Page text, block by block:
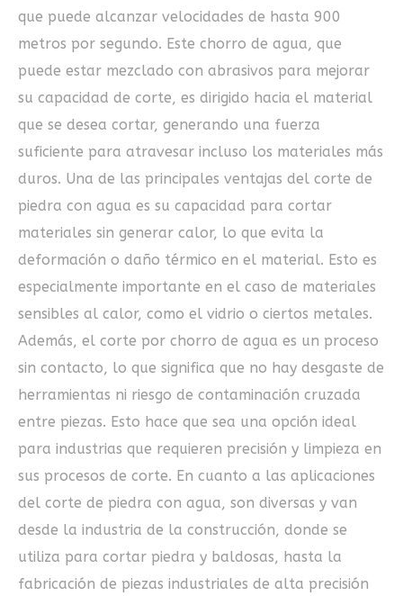
que puede alcanzar velocidades de hasta 900
metros por segundo. Este chorro de agua, que
puede estar mezclado con abrasivos para mejorar
su capacidad de corte, es dirigido hacia el material
que se desea cortar, generando una fuerza
suficiente para atravesar incluso los materiales más
duros. Una de las principales ventajas del corte de
piedra con agua es su capacidad para cortar
materiales sin generar calor, lo que evita la
deformación o daño térmico en el material. Esto es
especialmente importante en el caso de materiales
sensibles al calor, como el vidrio o ciertos metales.
Además, el corte por chorro de agua es un proceso
sin contacto, lo que significa que no hay desgaste de
herramientas ni riesgo de contaminación cruzada
entre piezas. Esto hace que sea una opción ideal
para industrias que requieren precisión y limpieza en
sus procesos de corte. En cuanto a las aplicaciones
del corte de piedra con agua, son diversas y van
desde la industria de la construcción, donde se
utiliza para cortar piedra y baldosas, hasta la
fabricación de piezas industriales de alta precisión